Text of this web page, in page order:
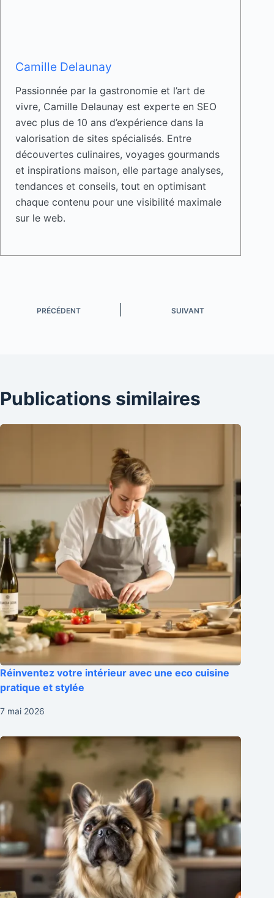
Camille Delaunay
Passionnée par la gastronomie et l’art de
vivre, Camille Delaunay est experte en SEO
avec plus de 10 ans d’expérience dans la
valorisation de sites spécialisés. Entre
découvertes culinaires, voyages gourmands
et inspirations maison, elle partage analyses,
tendances et conseils, tout en optimisant
chaque contenu pour une visibilité maximale
sur le web.
PRÉCÉDENT SUIVANT
Publications similaires
Réinventez votre intérieur avec une eco cuisine
pratique et stylée
7 mai 2026